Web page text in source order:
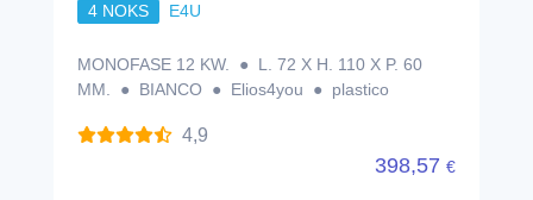
4 NOKS E4U
MONOFASE 12 KW. ● L. 72 X H. 110 X P. 60
MM. ● BIANCO ● Elios4you ● plastico
4,9
398,57 €